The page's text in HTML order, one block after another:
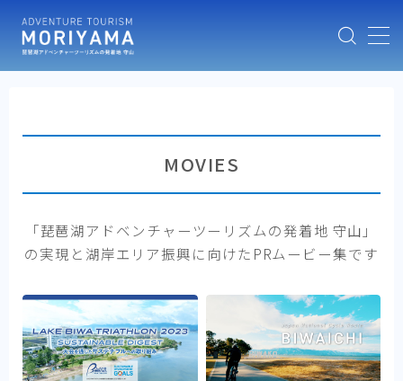
NEWS
MOVIES
「琵琶湖アドベンチャーツーリズムの発着地 守山」
の実現と湖岸エリア振興に向けたPRムービー集です